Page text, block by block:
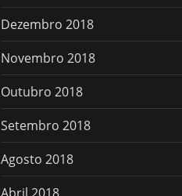
Dezembro 2018
Novembro 2018
Outubro 2018
Setembro 2018
Agosto 2018